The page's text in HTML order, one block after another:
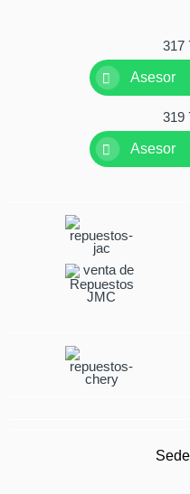
317
Asesor
319
Asesor